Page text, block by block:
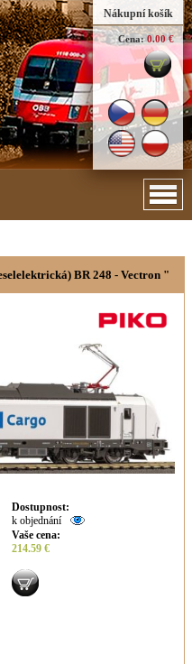
Nákupní košík
Cena: 0.00 €
BR 248 - Vectron "
Dostupnost:
k objednání
Vaše cena:
214.59 €